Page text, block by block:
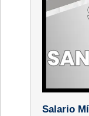
Salario